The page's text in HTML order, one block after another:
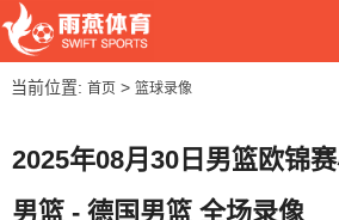
当前位置: 首页> 篮球录像
2025年08月30日男篮欧锦
男篮 - 德国男篮 全场录像